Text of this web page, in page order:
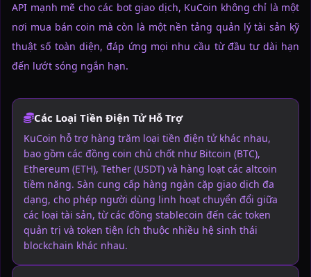
API mạnh mẽ cho các bot giao dịch, KuCoin không chỉ là một
nơi mua bán coin mà còn là một nền tảng quản lý tài sản kỹ
thuật số toàn diện, đáp ứng mọi nhu cầu từ đầu tư dài hạn
đến lướt sóng ngắn hạn.
Các Loại Tiền Điện Tử Hỗ Trợ
KuCoin hỗ trợ hàng trăm loại tiền điện tử khác nhau,
bao gồm các đồng coin chủ chốt như Bitcoin (BTC),
Ethereum (ETH), Tether (USDT) và hàng loạt các altcoin
tiềm năng. Sàn cung cấp hàng ngàn cặp giao dịch đa
dạng, cho phép người dùng linh hoạt chuyển đổi giữa
các loại tài sản, từ các đồng stablecoin đến các token
quản trị và token tiện ích thuộc nhiều hệ sinh thái
blockchain khác nhau.